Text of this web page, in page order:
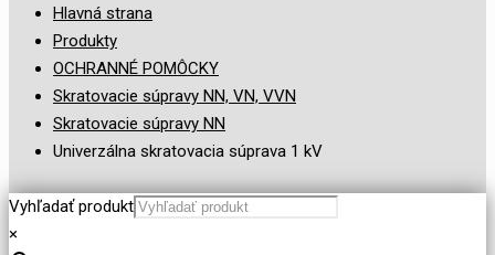
Hlavná strana
Produkty
OCHRANNÉ POMÔCKY
Skratovacie súpravy NN, VN, VVN
Skratovacie súpravy NN
Univerzálna skratovacia súprava 1 kV
Vyhľadať produkt
×